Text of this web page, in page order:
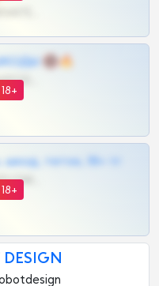
🔞🔥
теток, 18+ тг
DESIGN